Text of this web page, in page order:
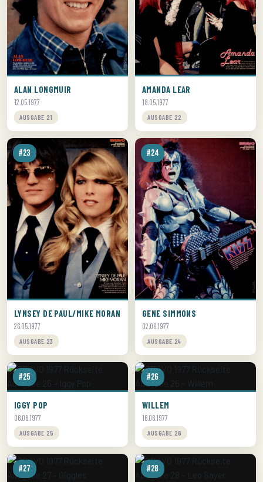
ALAN LONGMUIR
12.05.1977
AUSGABE 21
AMANDA LEAR
18.05.1977
AUSGABE 22
#23
LYNSEY DE PAUL/MIKE MORAN
26.05.1977
AUSGABE 23
#24
GENE SIMMONS
02.06.1977
AUSGABE 24
#25
IGGY POP
06.06.1977
AUSGABE 25
#26
WILLEM
16.06.1977
AUSGABE 26
#27 #28